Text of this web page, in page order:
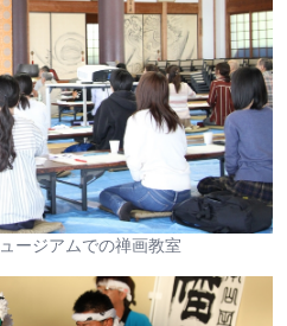
ージアムでの禅画教室